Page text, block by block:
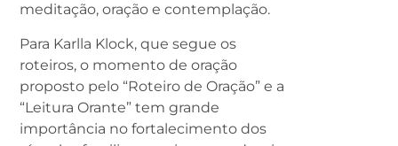
meditação, oração e contemplação.
Para Karlla Klock, que segue os
roteiros, o momento de oração
proposto pelo “Roteiro de Oração” e a
“Leitura Orante” tem grande
importância no fortalecimento dos